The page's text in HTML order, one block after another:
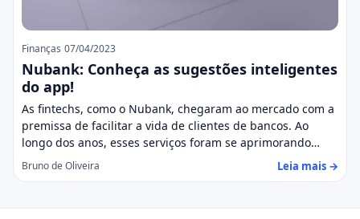
Finanças 07/04/2023
Nubank: Conheça as sugestões inteligentes
do app!
As fintechs, como o Nubank, chegaram ao mercado com a
premissa de facilitar a vida de clientes de bancos. Ao
longo dos anos, esses serviços foram se aprimorando…
Bruno de Oliveira Leia mais →